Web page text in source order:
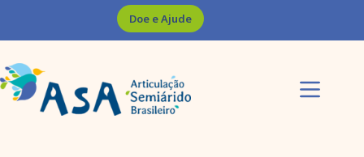
Doe e Ajude